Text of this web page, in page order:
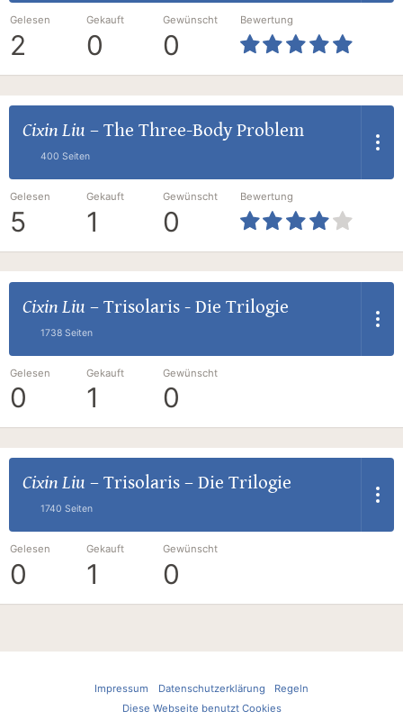
Gelesen
2
Gekauft
0
Gewünscht
0
Bewertung
Cixin Liu – The Three-Body Problem
400 Seiten
Gelesen
5
Gekauft
1
Gewünscht
0
Bewertung
Cixin Liu – Trisolaris - Die Trilogie
1738 Seiten
Gelesen
0
Gekauft
1
Gewünscht
0
Cixin Liu – Trisolaris – Die Trilogie
1740 Seiten
Gelesen
0
Gekauft
1
Gewünscht
0
Impressum Datenschutzerklärung
Regeln
Diese Webseite benutzt Cookies